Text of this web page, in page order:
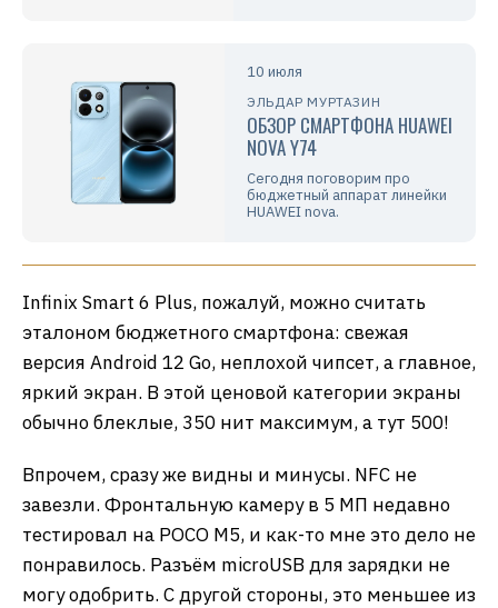
10 июля
ЭЛЬДАР МУРТАЗИН
ОБЗОР СМАРТФОНА HUAWEI
NOVA Y74
Сегодня поговорим про
бюджетный аппарат линейки
HUAWEI nova.
Infinix Smart 6 Plus, пожалуй, можно считать
эталоном бюджетного смартфона: свежая
версия Android 12 Go, неплохой чипсет, а главное,
яркий экран. В этой ценовой категории экраны
обычно блеклые, 350 нит максимум, а тут 500!
Впрочем, сразу же видны и минусы. NFC не
завезли. Фронтальную камеру в 5 МП недавно
тестировал на POCO M5, и как-то мне это дело не
понравилось. Разъём microUSB для зарядки не
могу одобрить. С другой стороны, это меньшее из